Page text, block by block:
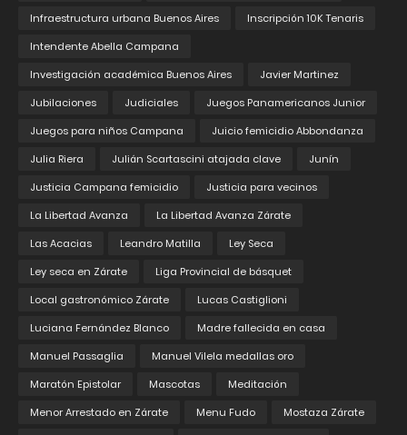
Infraestructura urbana Buenos Aires
Inscripción 10K Tenaris
Intendente Abella Campana
Investigación académica Buenos Aires
Javier Martinez
Jubilaciones
Judiciales
Juegos Panamericanos Junior
Juegos para niños Campana
Juicio femicidio Abbondanza
Julia Riera
Julián Scartascini atajada clave
Junín
Justicia Campana femicidio
Justicia para vecinos
La Libertad Avanza
La Libertad Avanza Zárate
Las Acacias
Leandro Matilla
Ley Seca
Ley seca en Zárate
Liga Provincial de básquet
Local gastronómico Zárate
Lucas Castiglioni
Luciana Fernández Blanco
Madre fallecida en casa
Manuel Passaglia
Manuel Vilela medallas oro
Maratón Epistolar
Mascotas
Meditación
Menor Arrestado en Zárate
Menu Fudo
Mostaza Zárate